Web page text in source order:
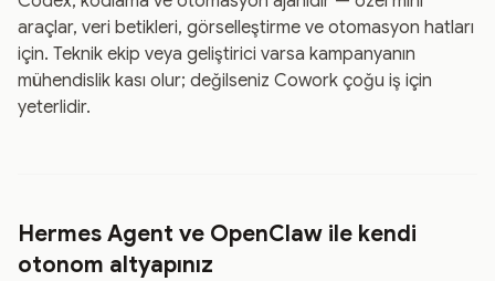
araçlar, veri betikleri, görselleştirme ve otomasyon hatları
için. Teknik ekip veya geliştirici varsa kampanyanın
mühendislik kası olur; değilseniz Cowork çoğu iş için
yeterlidir.
Hermes Agent ve OpenClaw ile kendi
otonom altyapınız